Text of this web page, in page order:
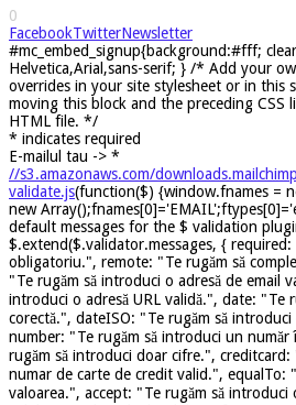
0
FacebookTwitterNewsletter
#mc_embed_signup{background:#fff;
Helvetica,Arial,sans-serif; } /* Add your
overrides in your site stylesheet or in this
moving this block and the preceding CSS
HTML file. */
* indicates required
E-mailul tau -> *
//s3.amazonaws.com/
validate.js(function($) {window.fnames =
new
default messages for the $ validation
$.extend($.validator.messages, { required:
obligatoriu.", remote: "Te rugăm să
"Te rugăm să introduci o adresă de email
introduci o adresă URL validă.", date: "Te
corectă.", dateISO: "Te rugăm să
number: "Te rugăm să introduci un
rugăm să introduci doar cifre.",
numar de carte de credit valid.", equalTo:
valoarea.", accept: "Te rugăm să introduci